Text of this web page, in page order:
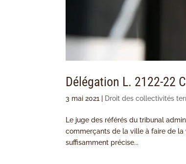
Délégation L. 2122-22
3 mai 2021 Droit des collectivités
Le juge des référés du tribunal
commerçants de la ville à faire de la
suffisamment précise...